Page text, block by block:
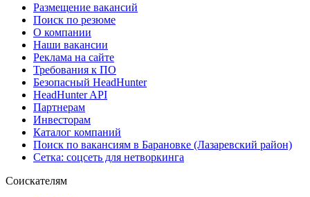
Размещение вакансий
Поиск по резюме
О компании
Наши вакансии
Реклама на сайте
Требования к ПО
Безопасный HeadHunter
HeadHunter API
Партнерам
Инвесторам
Каталог компаний
Поиск по вакансиям в Барановке (Лазаревский район)
Сетка: соцсеть для нетворкинга
Соискателям